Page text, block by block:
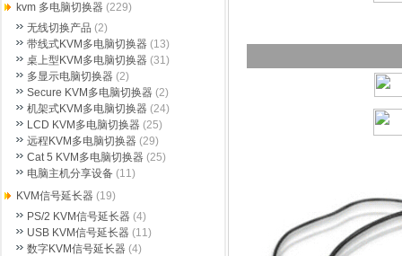
kvm 多电脑切换器 (229)
无线切换产品 (2)
带线式KVM多电脑切换器 (13)
桌上型KVM多电脑切换器 (31)
多显示电脑切换器 (2)
Secure KVM多电脑切换器 (2)
机架式KVM多电脑切换器 (24)
LCD KVM多电脑切换器 (25)
远程KVM多电脑切换器 (29)
Cat 5 KVM多电脑切换器 (25)
电脑主机分享设备 (11)
KVM信号延长器 (19)
PS/2 KVM信号延长器 (4)
USB KVM信号延长器 (11)
数字KVM信号延长器 (4)